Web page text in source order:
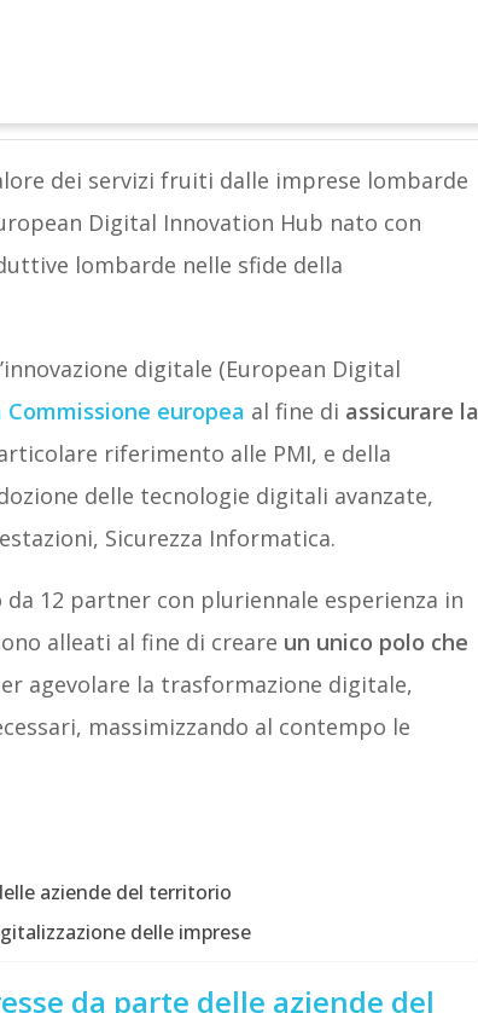
dei servizi fruiti dalle imprese lombarde
Digital Innovation Hub nato con
lombarde nelle sfide della
digitale (European Digital
europea al fine di assicurare la
riferimento alle PMI, e della
delle tecnologie digitali avanzate,
Sicurezza Informatica.
12 partner con pluriennale esperienza in
alleati al fine di creare un unico polo che
agevolare la trasformazione digitale,
massimizzando al contempo le
aziende del territorio
delle imprese
da parte delle aziende del
A